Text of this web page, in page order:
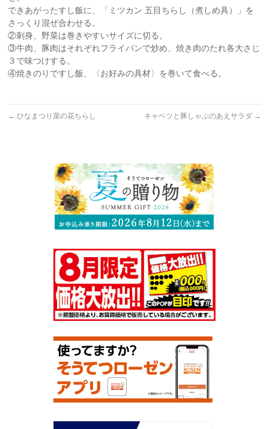
できあがったすし飯に、「ミツカン 五目ちらし（煮しめ具）」を
さっくり混ぜ合わせる。
②刺身、野菜は巻きやすいサイズに切る。
③牛肉、豚肉はそれぞれフライパンで炒め、焼き肉のたれ各大さじ
３で味つけする。
④焼きのりですし飯、〈お好みの具材〉を巻いて食べる。
← ひなまつり菜の花ちらし キャベツと豚しゃぶのあえサラダ →